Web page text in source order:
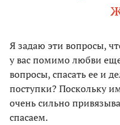
Я задаю эти вопросы,
у вас помимо любви
вопросы, спасать ее и
поступки? Поскольку
очень сильно
спасаем.